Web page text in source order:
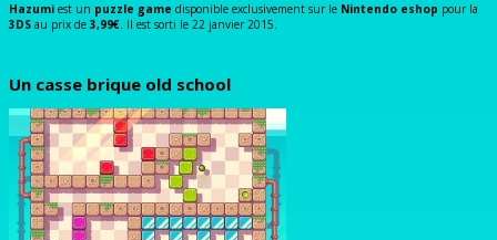
Hazumi est un puzzle game disponible exclusivement sur le Nintendo eshop pour la
3DS au prix de 3,99€. Il est sorti le 22 janvier 2015.
Un casse brique old school